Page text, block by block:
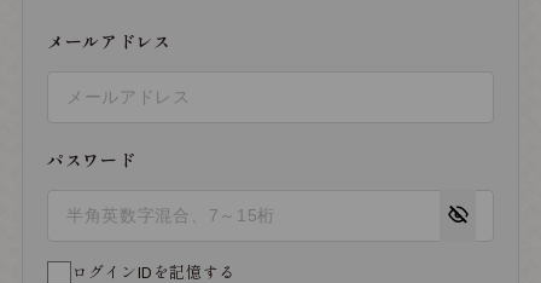
メールアドレス
パスワード
ログインIDを記憶する